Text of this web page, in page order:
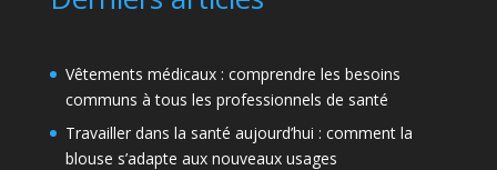
Vêtements médicaux : comprendre les besoins
communs à tous les professionnels de santé
Travailler dans la santé aujourd’hui : comment la
blouse s’adapte aux nouveaux usages